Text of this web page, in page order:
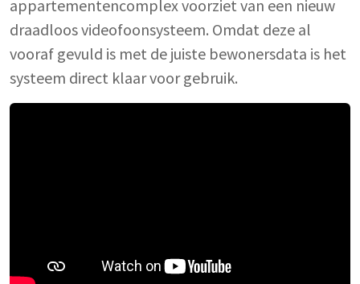
appartementencomplex voorziet van een nieuw
draadloos videofoonsysteem. Omdat deze al
vooraf gevuld is met de juiste bewonersdata is het
systeem direct klaar voor gebruik.